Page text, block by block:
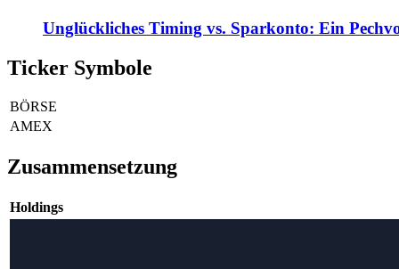
Unglückliches Timing vs. Sparkonto: Ein
Ticker Symbole
BÖRSE
AMEX
Zusammensetzung
Holdings